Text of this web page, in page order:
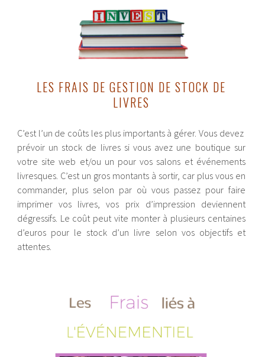
LES FRAIS DE GESTION DE STOCK DE
LIVRES
C’est l’un de coûts les plus importants à gérer. Vous devez
prévoir un stock de livres si vous avez une boutique sur
votre site web et/ou un pour vos salons et événements
livresques. C’est un gros montants à sortir, car plus vous en
commander, plus selon par où vous passez pour faire
imprimer vos livres, vos prix d’impression deviennent
dégressifs. Le coût peut vite monter à plusieurs centaines
d’euros pour le stock d’un livre selon vos objectifs et
attentes.